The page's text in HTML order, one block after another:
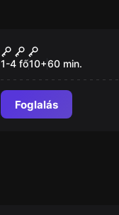
Chernobyl VR
1-4 fő10+60 min.
Foglalás